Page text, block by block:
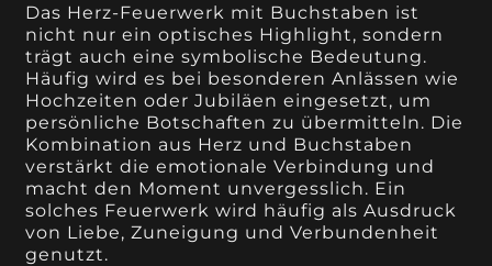
Das Herz-Feuerwerk mit Buchstaben ist
nicht nur ein optisches Highlight, sondern
trägt auch eine symbolische Bedeutung.
Häufig wird es bei besonderen Anlässen wie
Hochzeiten oder Jubiläen eingesetzt, um
persönliche Botschaften zu übermitteln. Die
Kombination aus Herz und Buchstaben
verstärkt die emotionale Verbindung und
macht den Moment unvergesslich. Ein
solches Feuerwerk wird häufig als Ausdruck
von Liebe, Zuneigung und Verbundenheit
genutzt.